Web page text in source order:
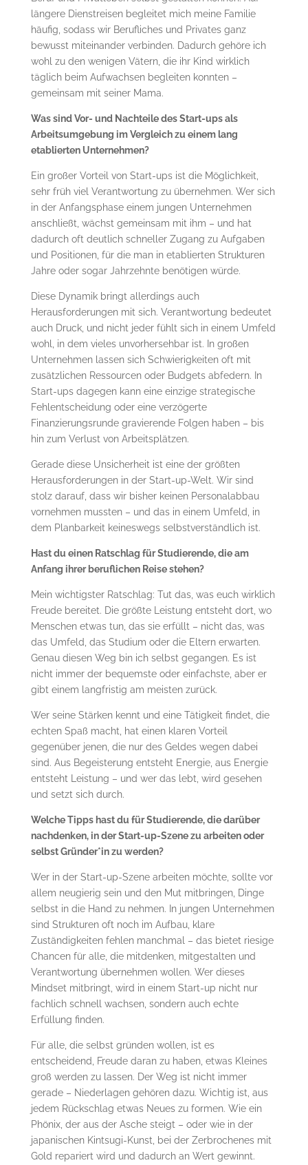
längere Dienstreisen begleitet mich meine Familie
häufig, sodass wir Berufliches und Privates ganz
bewusst miteinander verbinden. Dadurch gehöre ich
wohl zu den wenigen Vätern, die ihr Kind wirklich
täglich beim Aufwachsen begleiten konnten –
gemeinsam mit seiner Mama.
Was sind Vor- und Nachteile des Start-ups als
Arbeitsumgebung im Vergleich zu einem lang
etablierten Unternehmen?
Ein großer Vorteil von Start-ups ist die Möglichkeit,
sehr früh viel Verantwortung zu übernehmen. Wer sich
in der Anfangsphase einem jungen Unternehmen
anschließt, wächst gemeinsam mit ihm – und hat
dadurch oft deutlich schneller Zugang zu Aufgaben
und Positionen, für die man in etablierten Strukturen
Jahre oder sogar Jahrzehnte benötigen würde.
Diese Dynamik bringt allerdings auch
Herausforderungen mit sich. Verantwortung bedeutet
auch Druck, und nicht jeder fühlt sich in einem Umfeld
wohl, in dem vieles unvorhersehbar ist. In großen
Unternehmen lassen sich Schwierigkeiten oft mit
zusätzlichen Ressourcen oder Budgets abfedern. In
Start-ups dagegen kann eine einzige strategische
Fehlentscheidung oder eine verzögerte
Finanzierungsrunde gravierende Folgen haben – bis
hin zum Verlust von Arbeitsplätzen.
Gerade diese Unsicherheit ist eine der größten
Herausforderungen in der Start-up-Welt. Wir sind
stolz darauf, dass wir bisher keinen Personalabbau
vornehmen mussten – und das in einem Umfeld, in
dem Planbarkeit keineswegs selbstverständlich ist.
Hast du einen Ratschlag für Studierende, die am
Anfang ihrer beruflichen Reise stehen?
Mein wichtigster Ratschlag: Tut das, was euch wirklich
Freude bereitet. Die größte Leistung entsteht dort, wo
Menschen etwas tun, das sie erfüllt – nicht das, was
das Umfeld, das Studium oder die Eltern erwarten.
Genau diesen Weg bin ich selbst gegangen. Es ist
nicht immer der bequemste oder einfachste, aber er
gibt einem langfristig am meisten zurück.
Wer seine Stärken kennt und eine Tätigkeit findet, die
echten Spaß macht, hat einen klaren Vorteil
gegenüber jenen, die nur des Geldes wegen dabei
sind. Aus Begeisterung entsteht Energie, aus Energie
entsteht Leistung – und wer das lebt, wird gesehen
und setzt sich durch.
Welche Tipps hast du für Studierende, die darüber
nachdenken, in der Start-up-Szene zu arbeiten oder
selbst Gründer*in zu werden?
Wer in der Start-up-Szene arbeiten möchte, sollte vor
allem neugierig sein und den Mut mitbringen, Dinge
selbst in die Hand zu nehmen. In jungen Unternehmen
sind Strukturen oft noch im Aufbau, klare
Zuständigkeiten fehlen manchmal – das bietet riesige
Chancen für alle, die mitdenken, mitgestalten und
Verantwortung übernehmen wollen. Wer dieses
Mindset mitbringt, wird in einem Start-up nicht nur
fachlich schnell wachsen, sondern auch echte
Erfüllung finden.
Für alle, die selbst gründen wollen, ist es
entscheidend, Freude daran zu haben, etwas Kleines
groß werden zu lassen. Der Weg ist nicht immer
gerade – Niederlagen gehören dazu. Wichtig ist, aus
jedem Rückschlag etwas Neues zu formen. Wie ein
Phönix, der aus der Asche steigt – oder wie in der
japanischen Kintsugi-Kunst, bei der Zerbrochenes mit
Gold repariert wird und dadurch an Wert gewinnt.